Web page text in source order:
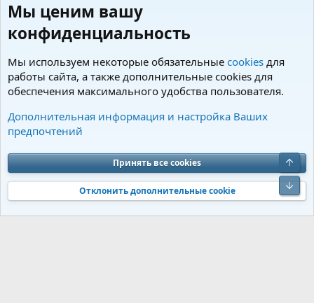
Пользователи
Cookies Charm by DCom
Обратная связь
Условия и правила
Политика конфиденциальности
Помощь
S
S
Community platform by XenForo® © 2010-2026 XenForo Ltd. Перевод от
Jumuro®|Media embeds via s9e/MediaSites
Мы ценим вашу
конфиденциальность
Мы используем некоторые обязательные cookies для
работы сайта, а также дополнительные cookies для
обеспечения максимального удобства пользователя.
Дополнительная информация и настройка Ваших
предпочтений
Принять все cookies
Отклонить дополнительные cookie
Верх
Низ